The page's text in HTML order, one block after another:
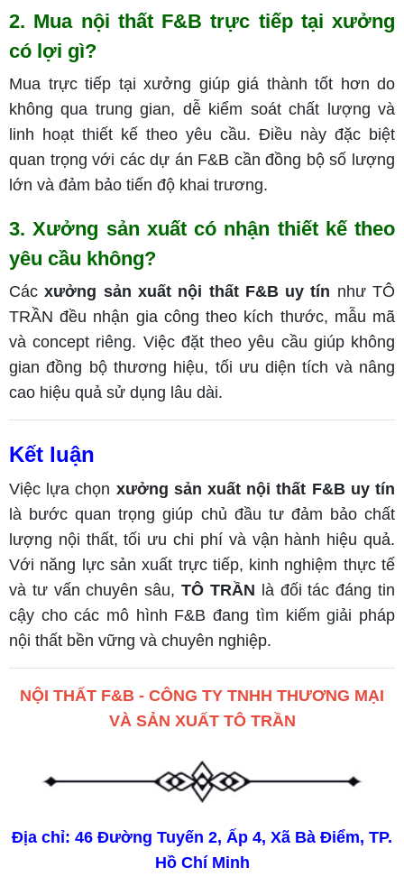
2. Mua nội thất F&B trực tiếp tại xưởng
có lợi gì?
Mua trực tiếp tại xưởng giúp giá thành tốt hơn do
không qua trung gian, dễ kiểm soát chất lượng và
linh hoạt thiết kế theo yêu cầu. Điều này đặc biệt
quan trọng với các dự án F&B cần đồng bộ số lượng
lớn và đảm bảo tiến độ khai trương.
3. Xưởng sản xuất có nhận thiết kế theo
yêu cầu không?
Cácxưởng sản xuất nội thất F&B uy tín như TÔ
TRẦN đều nhận gia công theo kích thước, mẫu mã
và concept riêng. Việc đặt theo yêu cầu giúp không
gian đồng bộ thương hiệu, tối ưu diện tích và nâng
cao hiệu quả sử dụng lâu dài.
Kết luận
Việc lựa chọn xưởng sản xuất nội thất F&B uy tín
là bước quan trọng giúp chủ đầu tư đảm bảo chất
lượng nội thất, tối ưu chi phí và vận hành hiệu quả.
Với năng lực sản xuất trực tiếp, kinh nghiệm thực tế
và tư vấn chuyên sâu,TÔ TRẦN là đối tác đáng tin
cậy cho các mô hình F&B đang tìm kiếm giải pháp
nội thất bền vững và chuyên nghiệp.
NỘI THẤT F&B - CÔNG TY TNHH THƯƠNG MẠI
VÀ SẢN XUẤT TÔ TRẦN
Địa chỉ: 46 Đường Tuyến 2, Ấp 4, Xã Bà Điểm, TP.
Hồ Chí Minh